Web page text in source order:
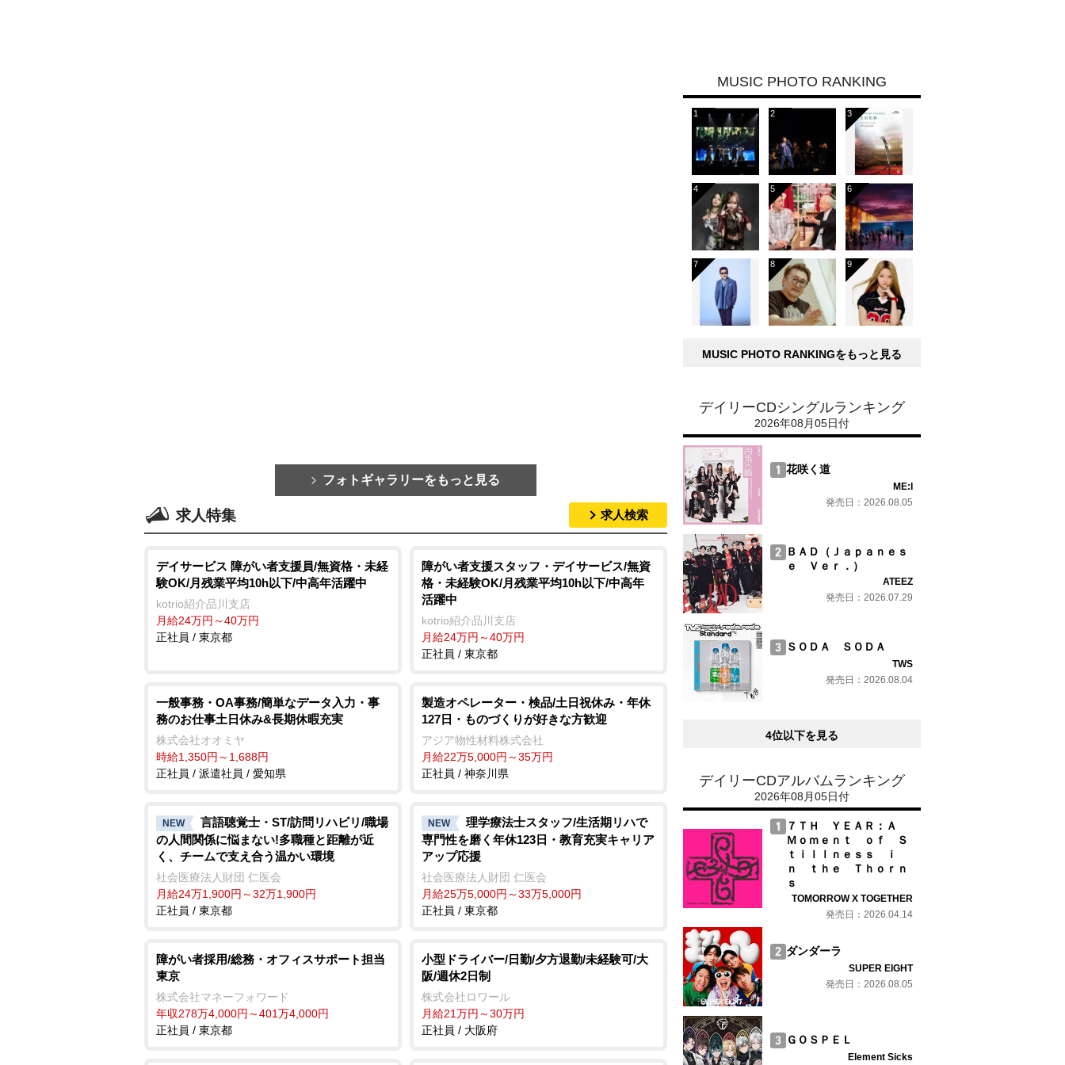
フォトギャラリーをもっと見る
求人特集 求人検索
デイサービス 障がい者支援員/無資格・未経
験OK/月残業平均10h以下/中高年活躍中
kotrio紹介品川支店
月給24万円～40万円
正社員 / 東京都
障がい者支援スタッフ・デイサービス/無資
格・未経験OK/月残業平均10h以下/中高年
活躍中
kotrio紹介品川支店
月給24万円～40万円
正社員 / 東京都
一般事務・OA事務/簡単なデータ入力・事
務のお仕事土日休み&長期休暇充実
株式会社オオミヤ
時給1,350円～1,688円
正社員 / 派遣社員 / 愛知県
製造オペレーター・検品/土日祝休み・年休
127日・ものづくりが好きな方歓迎
アジア物性材料株式会社
月給22万5,000円～35万円
正社員 / 神奈川県
NEW
言語聴覚士・ST/訪問リハビリ/職場
の人間関係に悩まない!多職種と距離が近
く、チームで支え合う温かい環境
社会医療法人財団 仁医会
月給24万1,900円～32万1,900円
正社員 / 東京都
NEW
理学療法士スタッフ/生活期リハで
専門性を磨く年休123日・教育充実キャリア
アップ応援
社会医療法人財団 仁医会
月給25万5,000円～33万5,000円
正社員 / 東京都
障がい者採用/総務・オフィスサポート担当
東京
株式会社マネーフォワード
年収278万4,000円～401万4,000円
正社員 / 東京都
小型ドライバー/日勤/夕方退勤/未経験可/大
阪/週休2日制
株式会社ロワール
月給21万円～30万円
正社員 / 大阪府
MUSIC PHOTO RANKING
MUSIC PHOTO RANKINGをもっと見る
デイリーCDシングルランキング
2026年08月05日付
花咲く道
ME:I
発売日：2026.08.05
ＢＡＤ（Ｊａｐａｎｅｓ
ｅ Ｖｅｒ．）
ATEEZ
発売日：2026.07.29
ＳＯＤＡ ＳＯＤＡ
TWS
発売日：2026.08.04
4位以下を見る
デイリーCDアルバムランキング
2026年08月05日付
７ＴＨ ＹＥＡＲ：Ａ
Ｍｏｍｅｎｔ ｏｆ Ｓ
ｔｉｌｌｎｅｓｓ ｉ
ｎ ｔｈｅ Ｔｈｏｒｎ
ｓ
TOMORROW X TOGETHER
発売日：2026.04.14
ダンダーラ
SUPER EIGHT
発売日：2026.08.05
ＧＯＳＰＥＬ
Element Sicks